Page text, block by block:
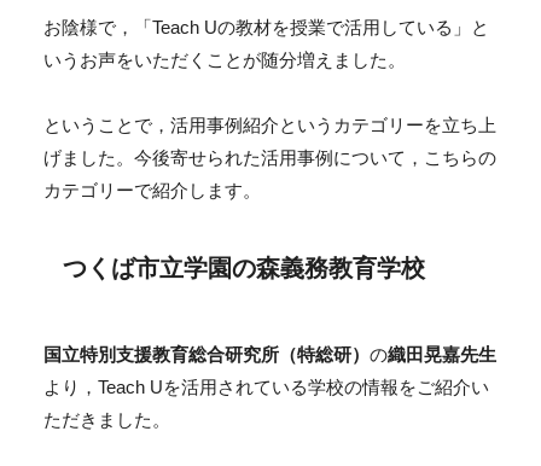
お陰様で，「Teach Uの教材を授業で活用している」と
いうお声をいただくことが随分増えました。
ということで，活用事例紹介というカテゴリーを立ち上
げました。今後寄せられた活用事例について，こちらの
カテゴリーで紹介します。
つくば市立学園の森義務教育学校
国立特別支援教育総合研究所（特総研） の織田晃嘉先生
より，Teach Uを活用されている学校の情報をご紹介い
ただきました。